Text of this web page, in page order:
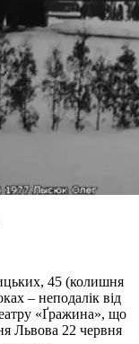
45 (колишня
– неподалік від
«Ґражина», що
Львова 22 червня